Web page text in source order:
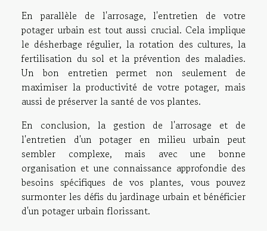
En parallèle de l'arrosage, l'entretien de votre
potager urbain est tout aussi crucial. Cela implique
le désherbage régulier, la rotation des cultures, la
fertilisation du sol et la prévention des maladies.
Un bon entretien permet non seulement de
maximiser la productivité de votre potager, mais
aussi de préserver la santé de vos plantes.
En conclusion, la gestion de l'arrosage et de
l'entretien d'un potager en milieu urbain peut
sembler complexe, mais avec une bonne
organisation et une connaissance approfondie des
besoins spécifiques de vos plantes, vous pouvez
surmonter les défis du jardinage urbain et bénéficier
d'un potager urbain florissant.